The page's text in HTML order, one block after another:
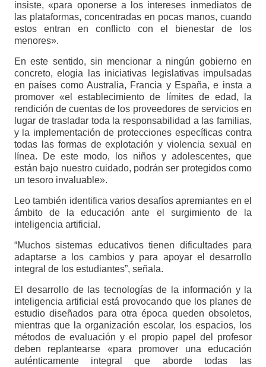
insiste, «para oponerse a los intereses inmediatos de
las plataformas, concentradas en pocas manos, cuando
estos entran en conflicto con el bienestar de los
menores».
En este sentido, sin mencionar a ningún gobierno en
concreto, elogia las iniciativas legislativas impulsadas
en países como Australia, Francia y España, e insta a
promover «el establecimiento de límites de edad, la
rendición de cuentas de los proveedores de servicios en
lugar de trasladar toda la responsabilidad a las familias,
y la implementación de protecciones específicas contra
todas las formas de explotación y violencia sexual en
línea. De este modo, los niños y adolescentes, que
están bajo nuestro cuidado, podrán ser protegidos como
un tesoro invaluable».
Leo también identifica varios desafíos apremiantes en el
ámbito de la educación ante el surgimiento de la
inteligencia artificial.
“Muchos sistemas educativos tienen dificultades para
adaptarse a los cambios y para apoyar el desarrollo
integral de los estudiantes”, señala.
El desarrollo de las tecnologías de la información y la
inteligencia artificial está provocando que los planes de
estudio diseñados para otra época queden obsoletos,
mientras que la organización escolar, los espacios, los
métodos de evaluación y el propio papel del profesor
deben replantearse «para promover una educación
auténticamente integral que aborde todas las